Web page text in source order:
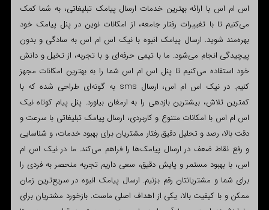
اس ام اس با ارائه بهترین خدمات ارسال پیامک تبلیغاتی، به شما کمک
می‌کنیم تا با تغییرات رفتار جامعه، از امکانات نوین در پنل پیامک خود
بهره‌مند شوید. ارسال پیامک انبوه با نیک اس ام اس به سادگی و بدون
پیچیدگی انجام می‌شود. ما با تیمی حرفه‌ای و با تجربه، از تخیل و دانش
خود استفاده می‌کنیم تا پنل اس ام اس شما را به بهترین امکانات مجهز
کنیم. در نیک اس ام اس، ارسال sms به گونه‌ای طراحی شده که با
کمترین تلاش، بیشترین بازدهی را به ارمغان بیاورد. پنل پیام کوتاه نیک
اس ام اس با امکانات متنوع و کاربردی، ارسال پیامک تبلیغاتی با سرعت و
دقت بالا، رصد و تحلیل دقیق رفتار مشتریان برای بهبود خدمات، و شناسایی
و رفع نقاط ضعف در ارسال پیامک‌ها را فراهم می‌کند. ما در نیک اس ام
اس، با بهبود مستمر و پایش دقیق، سعی داریم تجربه منحصر به فردی را
برای شما و مشتریانتان رقم بزنیم. ارسال پیامک انبوه در سریع‌ترین زمان
ممکن و با کیفیت بالا، یکی از اهداف اصلی ماست. بازخورد مشتریان برای